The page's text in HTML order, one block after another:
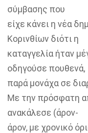
σύμβασης που
είχε κάνει η νέα
Κορινθίων διότι η
καταγγελία ήταν
οδηγούσε πουθενά,
παρά μονάχα σε
Με την πρόσφατη
ανακάλεσε (άρον-
άρον, με χρονικό